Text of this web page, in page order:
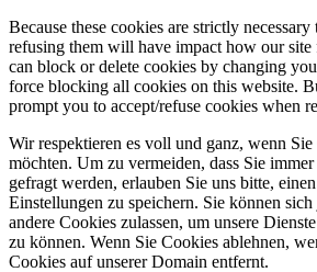
Because these cookies are strictly
refusing them will have impact how our
can block or delete cookies by changing
force blocking all cookies on this website.
prompt you to accept/refuse cookies when
Wir respektieren es voll und ganz, wenn Sie
möchten. Um zu vermeiden, dass Sie
gefragt werden, erlauben Sie uns bitte,
Einstellungen zu speichern. Sie können
andere Cookies zulassen, um unsere
zu können. Wenn Sie Cookies ablehnen,
Cookies auf unserer Domain entfernt.